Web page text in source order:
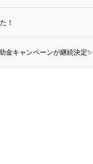
！
金キャンペーンが継続決定✨